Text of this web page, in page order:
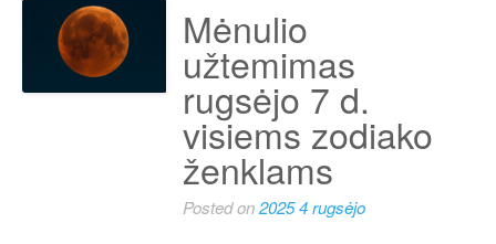
Mėnulio
užtemimas
rugsėjo 7 d.
visiems zodiako
ženklams
Posted on2025 4 rugsėjo